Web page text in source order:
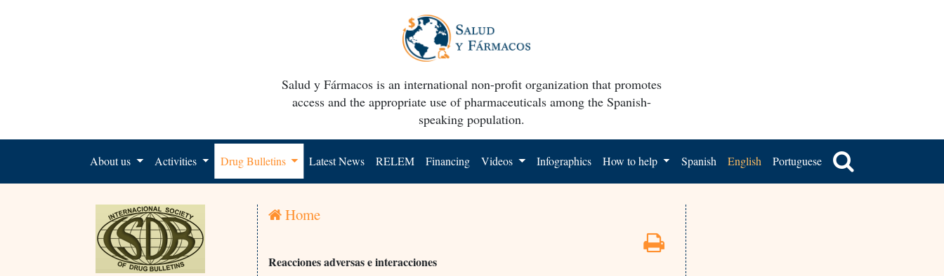
Salud y Fármacos is an international non-profit organization that promotes
access and the appropriate use of pharmaceuticals among the Spanish-
speaking population.
About us Activities Drug Bulletins Latest News RELEM Financing Videos Infographics How to help Spanish English Portuguese
Home
Reacciones adversas e interacciones